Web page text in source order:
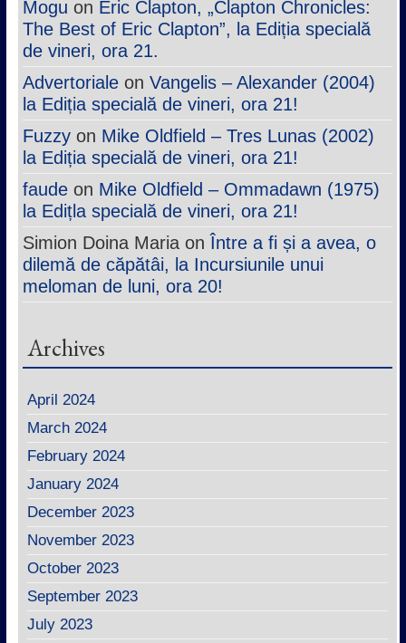
Mogu on Eric Clapton, „Clapton Chronicles:
The Best of Eric Clapton”, la Ediția specială
de vineri, ora 21.
Advertorialeon Vangelis – Alexander (2004)
la Ediția specială de vineri, ora 21!
Fuzzyon Mike Oldfield – Tres Lunas (2002)
la Ediția specială de vineri, ora 21!
faudeon Mike Oldfield – Ommadawn (1975)
la Edițla specială de vineri, ora 21!
Simion Doina MariaonÎntre a fi și a avea, o
dilemă de căpătâi, la Incursiunile unui
meloman de luni, ora 20!
Archives
April 2024
March 2024
February 2024
January 2024
December 2023
November 2023
October 2023
September 2023
July 2023